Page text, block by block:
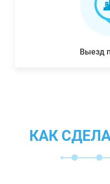
Выезд
КАК